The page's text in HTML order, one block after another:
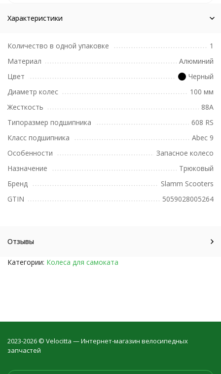
Характеристики
Количество в одной упаковке
1
Материал
Алюминий
Цвет
Черный
Диаметр колес
100 мм
Жесткость
88A
Типоразмер подшипника
608 RS
Класс подшипника
Abec 9
Особенности
Запасное колесо
Назначение
Трюковый
Бренд
Slamm Scooters
GTIN
5059028005264
Отзывы
Категории: Колеса для самоката
2023-2026 © Velocitta — Интернет-магазин велосипедных
запчастей